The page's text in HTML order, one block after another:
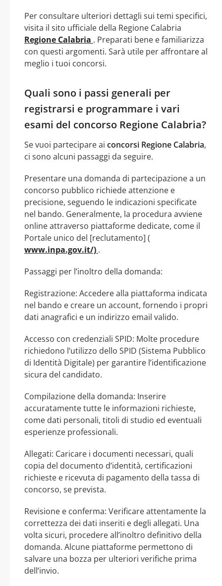
Per consultare ulteriori dettagli sui temi specifici,
visita il sito ufficiale della Regione Calabria
Regione Calabria . Preparati bene e familiarizza
con questi argomenti. Sarà utile per affrontare al
meglio i tuoi concorsi.
Quali sono i passi generali per
registrarsi e programmare i vari
esami del concorso Regione Calabria?
Se vuoi partecipare ai concorsi Regione Calabria,
ci sono alcuni passaggi da seguire.
Presentare una domanda di partecipazione a un
concorso pubblico richiede attenzione e
precisione, seguendo le indicazioni specificate
nel bando. Generalmente, la procedura avviene
online attraverso piattaforme dedicate, come il
Portale unico del [reclutamento] (
www.inpa.gov.it/) .
Passaggi per l’inoltro della domanda:
Registrazione: Accedere alla piattaforma indicata
nel bando e creare un account, fornendo i propri
dati anagrafici e un indirizzo email valido.
Accesso con credenziali SPID: Molte procedure
richiedono l’utilizzo dello SPID (Sistema Pubblico
di Identità Digitale) per garantire l’identificazione
sicura del candidato.
Compilazione della domanda: Inserire
accuratamente tutte le informazioni richieste,
come dati personali, titoli di studio ed eventuali
esperienze professionali.
Allegati: Caricare i documenti necessari, quali
copia del documento d’identità, certificazioni
richieste e ricevuta di pagamento della tassa di
concorso, se prevista.
Revisione e conferma: Verificare attentamente la
correttezza dei dati inseriti e degli allegati. Una
volta sicuri, procedere all’inoltro definitivo della
domanda. Alcune piattaforme permettono di
salvare una bozza per ulteriori verifiche prima
dell’invio.